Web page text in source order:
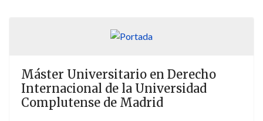
político-jurídicos de las relaciones internacionales, así
como de la integración regional europea. Para reforzar
(sin que dejen de estar presentes los europeos; en
especial, los relativos a los de la Unión Europea) se
prevé una doble especialización. El estudiante deberá
optar, entre la profundización de las cuestiones ligadas
Máster Universitario en Derecho
Internacional de la Universidad
Complutense de Madrid